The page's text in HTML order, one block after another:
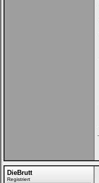
DieBrutt
Registriert